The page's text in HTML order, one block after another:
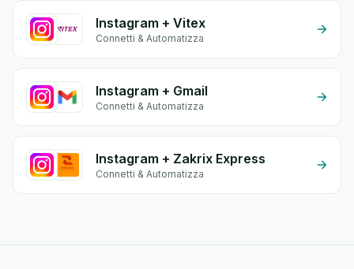
Instagram + Vitex
Connetti & Automatizza
Instagram + Gmail
Connetti & Automatizza
Instagram + Zakrix Express
Connetti & Automatizza